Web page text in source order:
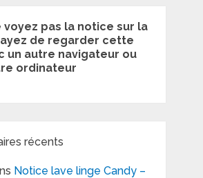
voyez pas la notice sur la
de regarder cette
un autre navigateur ou
ordinateur
récents
Notice lave linge Candy –